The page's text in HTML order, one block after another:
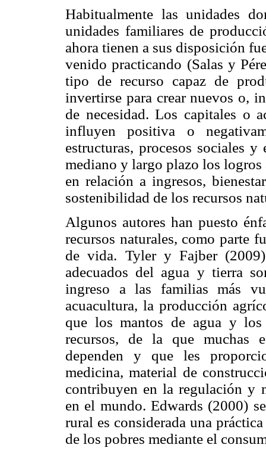
Habitualmente las unidades
unidades familiares de
ahora tienen a sus disposición
venido practicando (Salas y
tipo de recurso capaz de
invertirse para crear nuevos o,
de necesidad. Los capitales o
influyen positiva o
estructuras, procesos sociales
mediano y largo plazo los
en relación a ingresos,
sostenibilidad de los recursos
Algunos autores han puesto
recursos naturales, como parte
de vida. Tyler y Fajber
adecuados del agua y tierra
ingreso a las familias más
acuacultura, la producción
que los mantos de agua y
recursos, de la que muchas
dependen y que les
medicina, material de
contribuyen en la regulación y
en el mundo. Edwards (2000)
rural es considerada una
de los pobres mediante el